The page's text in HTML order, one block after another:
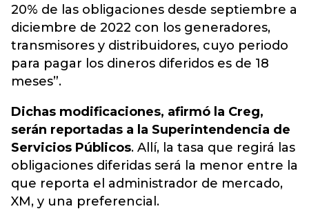
20% de las obligaciones desde septiembre a
diciembre de 2022 con los generadores,
transmisores y distribuidores, cuyo periodo
para pagar los dineros diferidos es de 18
meses”.
Dichas modificaciones, afirmó la Creg,
serán reportadas a la Superintendencia de
Servicios Públicos. Allí, la tasa que regirá las
obligaciones diferidas será la menor entre la
que reporta el administrador de mercado,
XM, y una preferencial.